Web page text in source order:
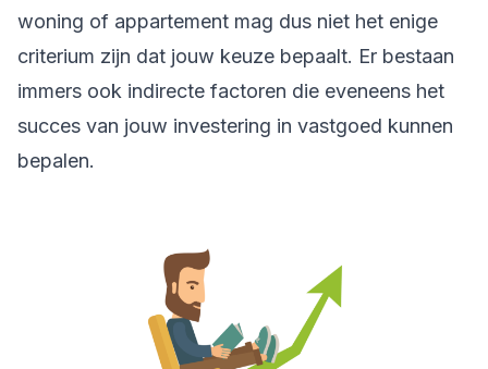
woning of appartement mag dus niet het enige
criterium zijn dat jouw keuze bepaalt. Er bestaan
immers ook indirecte factoren die eveneens het
succes van jouw investering in vastgoed kunnen
bepalen.